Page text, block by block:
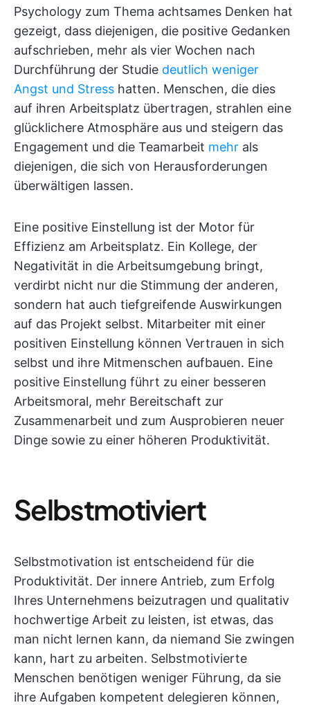
Psychology zum Thema achtsames Denken hat
gezeigt, dass diejenigen, die positive Gedanken
aufschrieben, mehr als vier Wochen nach
Durchführung der Studie deutlich weniger
Angst und Stress hatten. Menschen, die dies
auf ihren Arbeitsplatz übertragen, strahlen eine
glücklichere Atmosphäre aus und steigern das
Engagement und die Teamarbeit mehr als
diejenigen, die sich von Herausforderungen
überwältigen lassen.
Eine positive Einstellung ist der Motor für
Effizienz am Arbeitsplatz. Ein Kollege, der
Negativität in die Arbeitsumgebung bringt,
verdirbt nicht nur die Stimmung der anderen,
sondern hat auch tiefgreifende Auswirkungen
auf das Projekt selbst. Mitarbeiter mit einer
positiven Einstellung können Vertrauen in sich
selbst und ihre Mitmenschen aufbauen. Eine
positive Einstellung führt zu einer besseren
Arbeitsmoral, mehr Bereitschaft zur
Zusammenarbeit und zum Ausprobieren neuer
Dinge sowie zu einer höheren Produktivität.
Selbstmotiviert
Selbstmotivation ist entscheidend für die
Produktivität. Der innere Antrieb, zum Erfolg
Ihres Unternehmens beizutragen und qualitativ
hochwertige Arbeit zu leisten, ist etwas, das
man nicht lernen kann, da niemand Sie zwingen
kann, hart zu arbeiten. Selbstmotivierte
Menschen benötigen weniger Führung, da sie
ihre Aufgaben kompetent delegieren können,